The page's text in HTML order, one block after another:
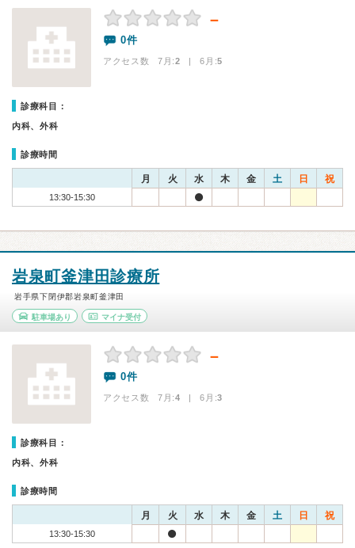
－
0件
アクセス数 7月:2 | 6月:5
診療科目：
内科、外科
診療時間
月 火 水 木 金 土 日 祝
13:30-15:30
岩泉町釜津田診療所
岩手県下閉伊郡岩泉町釜津田
駐車場あり マイナ受付
－
0件
アクセス数 7月:4 | 6月:3
診療科目：
内科、外科
診療時間
月 火 水 木 金 土 日 祝
13:30-15:30